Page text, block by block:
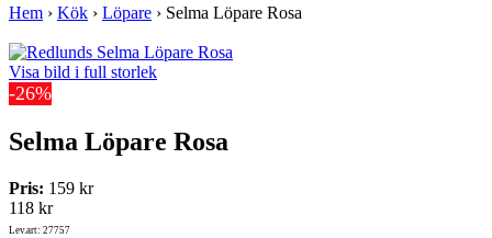
Hem › Kök › Löpare › Selma Löpare Rosa
Visa bild i full storlek
-26%
Selma Löpare Rosa
Pris: 159 kr
118 kr
Lev.art: 27757